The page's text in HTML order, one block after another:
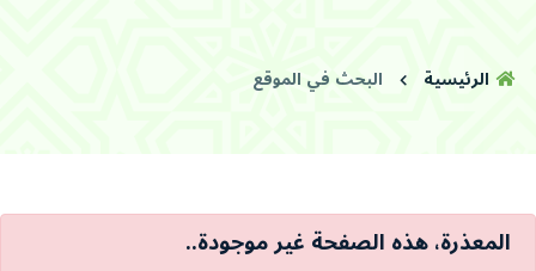
الرئيسية البحث في الموقع
المعذرة، هذه الصفحة غير موجودة..